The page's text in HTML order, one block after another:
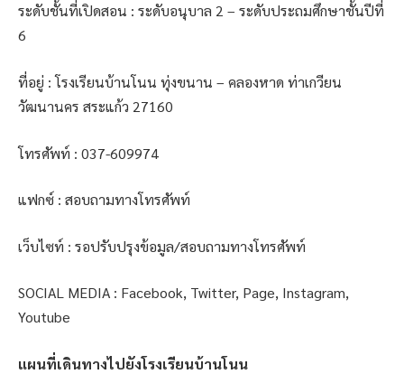
ระดับชั้นที่เปิดสอน : ระดับอนุบาล 2 – ระดับประถมศึกษาชั้นปีที่
6
ที่อยู่ : โรงเรียนบ้านโนน ทุ่งขนาน – คลองหาด ท่าเกวียน
วัฒนานคร สระแก้ว 27160
โทรศัพท์ : 037-609974
แฟกซ์ : สอบถามทางโทรศัพท์
เว็บไซท์ : รอปรับปรุงข้อมูล/สอบถามทางโทรศัพท์
SOCIAL MEDIA : Facebook, Twitter, Page, Instagram,
Youtube
แผนที่เดินทางไปยังโรงเรียนบ้านโนน